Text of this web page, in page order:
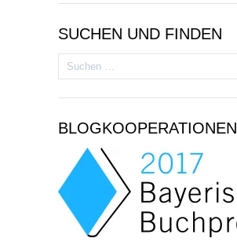
SUCHEN UND FINDEN
Suchen
nach:
BLOGKOOPERATIONEN